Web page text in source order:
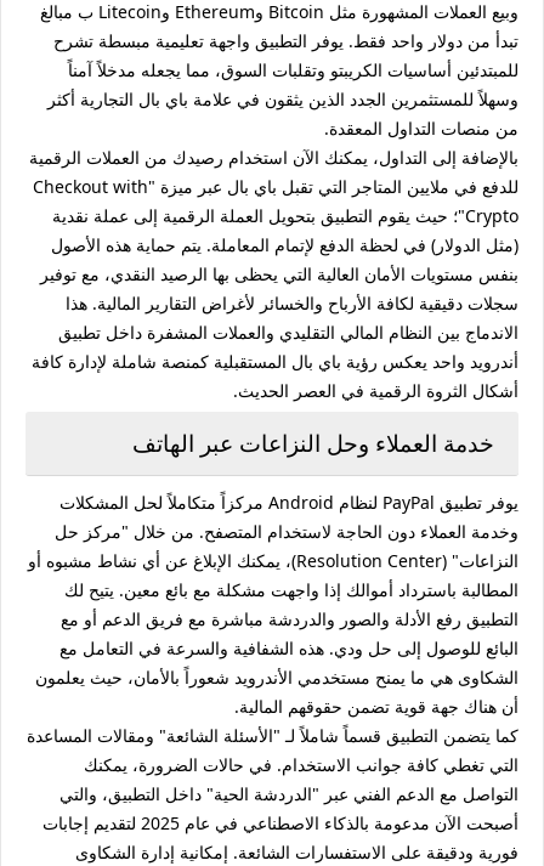
وبيع العملات المشهورة مثل Bitcoin وEthereum وLitecoin ب مبالغ
تبدأ من دولار واحد فقط. يوفر التطبيق واجهة تعليمية مبسطة تشرح
للمبتدئين أساسيات الكريبتو وتقلبات السوق، مما يجعله مدخلاً آمناً
وسهلاً للمستثمرين الجدد الذين يثقون في علامة باي بال التجارية أكثر
من منصات التداول المعقدة.
بالإضافة إلى التداول، يمكنك الآن استخدام رصيدك من العملات الرقمية
للدفع في ملايين المتاجر التي تقبل باي بال عبر ميزة "Checkout with
Crypto"؛ حيث يقوم التطبيق بتحويل العملة الرقمية إلى عملة نقدية
(مثل الدولار) في لحظة الدفع لإتمام المعاملة. يتم حماية هذه الأصول
بنفس مستويات الأمان العالية التي يحظى بها الرصيد النقدي، مع توفير
سجلات دقيقية لكافة الأرباح والخسائر لأغراض التقارير المالية. هذا
الاندماج بين النظام المالي التقليدي والعملات المشفرة داخل تطبيق
أندرويد واحد يعكس رؤية باي بال المستقبلية كمنصة شاملة لإدارة كافة
أشكال الثروة الرقمية في العصر الحديث.
خدمة العملاء وحل النزاعات عبر الهاتف
يوفر تطبيق PayPal لنظام Android مركزاً متكاملاً لحل المشكلات
وخدمة العملاء دون الحاجة لاستخدام المتصفح. من خلال "مركز حل
النزاعات" (Resolution Center)، يمكنك الإبلاغ عن أي نشاط مشبوه أو
المطالبة باسترداد أموالك إذا واجهت مشكلة مع بائع معين. يتيح لك
التطبيق رفع الأدلة والصور والدردشة مباشرة مع فريق الدعم أو مع
البائع للوصول إلى حل ودي. هذه الشفافية والسرعة في التعامل مع
الشكاوى هي ما يمنح مستخدمي الأندرويد شعوراً بالأمان، حيث يعلمون
أن هناك جهة قوية تضمن حقوقهم المالية.
كما يتضمن التطبيق قسماً شاملاً لـ "الأسئلة الشائعة" ومقالات المساعدة
التي تغطي كافة جوانب الاستخدام. في حالات الضرورة، يمكنك
التواصل مع الدعم الفني عبر "الدردشة الحية" داخل التطبيق، والتي
أصبحت الآن مدعومة بالذكاء الاصطناعي في عام 2025 لتقديم إجابات
فورية ودقيقة على الاستفسارات الشائعة. إمكانية إدارة الشكاوى